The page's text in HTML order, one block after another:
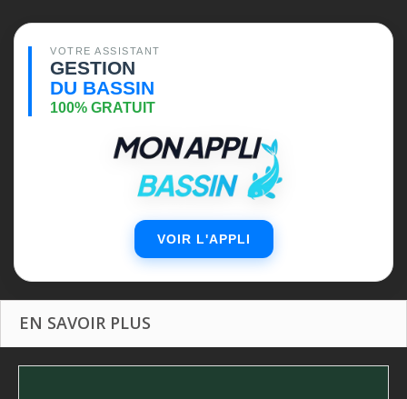
VOTRE ASSISTANT
GESTION
DU BASSIN
100% GRATUIT
VOIR L'APPLI
EN SAVOIR PLUS